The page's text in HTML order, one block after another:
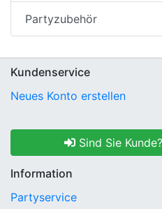
Partyzubehör
Kundenservice
Neues Konto erstellen
Sind Sie
Information
Partyservice